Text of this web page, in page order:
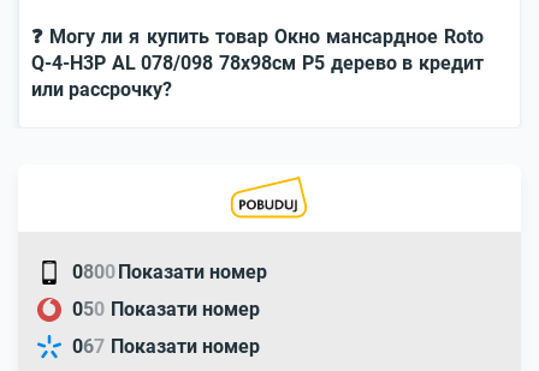
❓ Могу ли я купить товар Окно мансардное Roto
Q-4-H3P AL 078/098 78x98см P5 дерево в кредит
или рассрочку?
0800Показати номер
050 Показати номер
067 Показати номер